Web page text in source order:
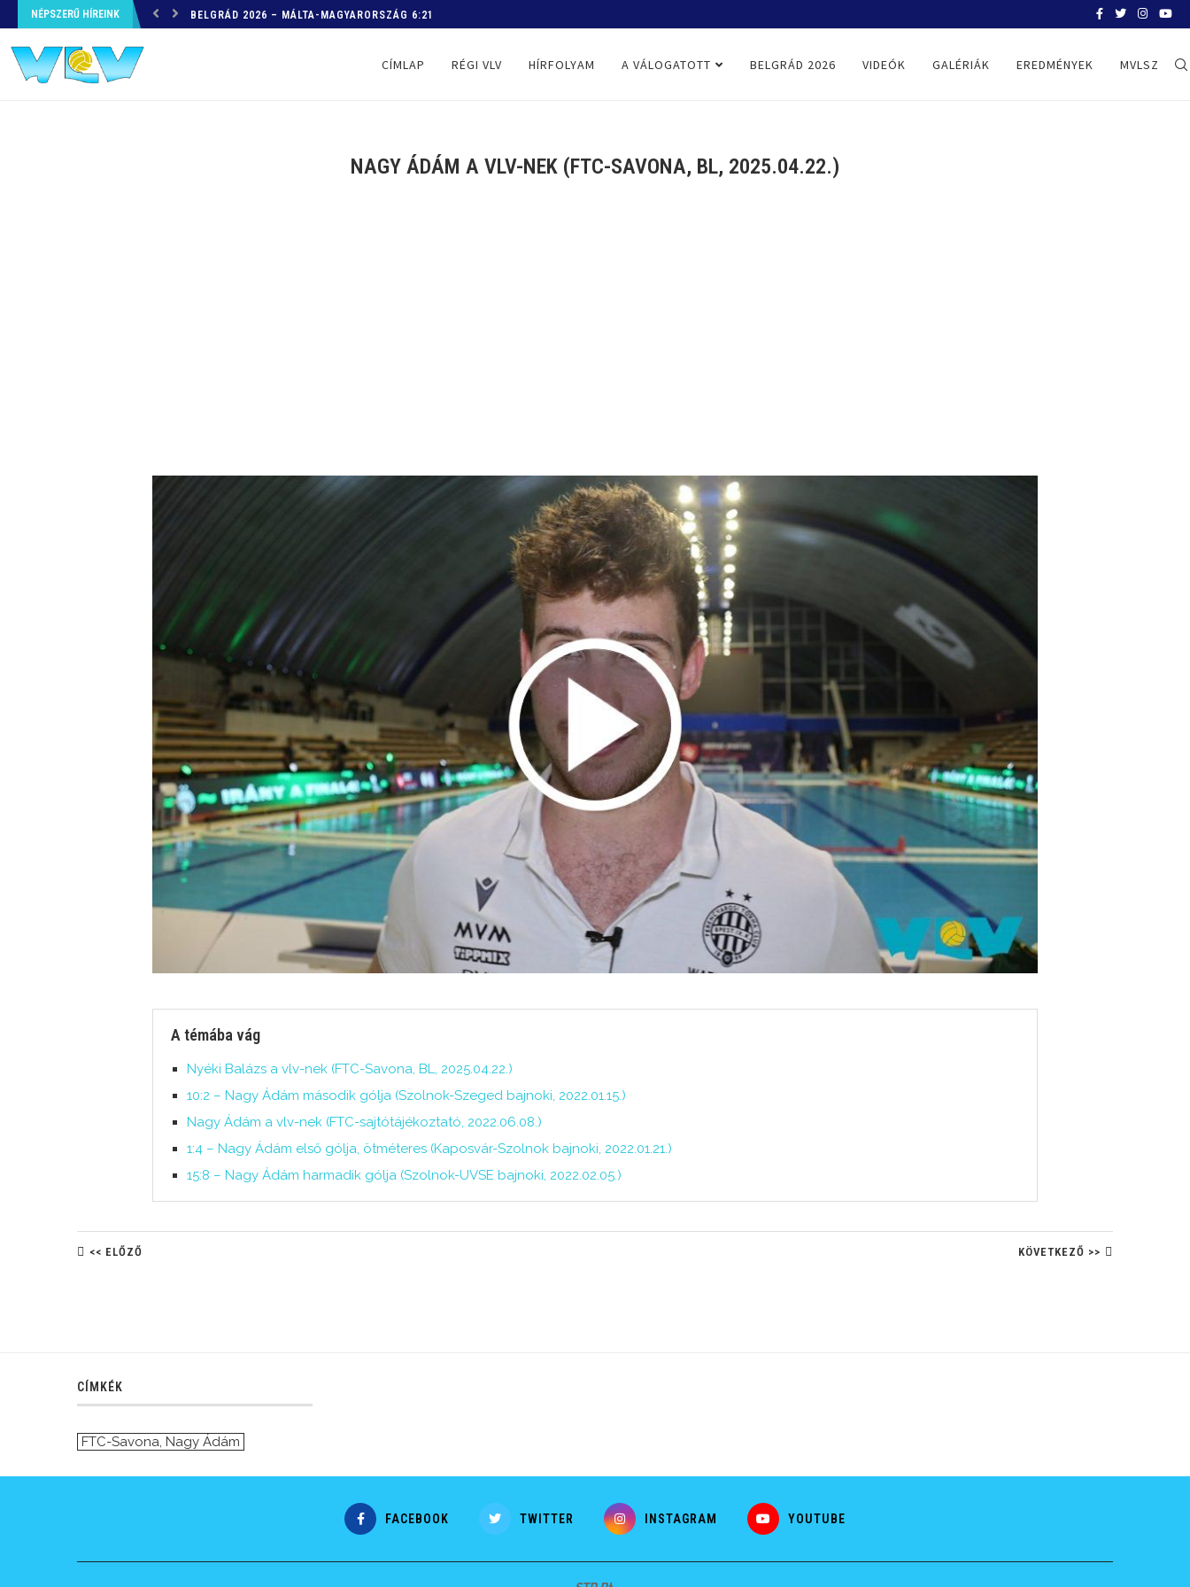
NÉPSZERŰ HÍREINK HELYZETKÉP AZ EB-RŐL – A TOVÁBBI PROGRAM
CÍMLAP RÉGI VLV HÍRFOLYAM A VÁLOGATOTT BELGRÁD 2026 VIDEÓK GALÉRIÁK EREDMÉNYEK MVLSZ
NAGY ÁDÁM A VLV-NEK (FTC-SAVONA, BL, 2025.04.22.)
A témába vág
Nyéki Balázs a vlv-nek (FTC-Savona, BL, 2025.04.22.)
10:2 – Nagy Ádám második gólja (Szolnok-Szeged bajnoki, 2022.01.15.)
Nagy Ádám a vlv-nek (FTC-sajtótájékoztató, 2022.06.08.)
1:4 – Nagy Ádám első gólja, ötméteres (Kaposvár-Szolnok bajnoki, 2022.01.21.)
15:8 – Nagy Ádám harmadik gólja (Szolnok-UVSE bajnoki, 2022.02.05.)
<< ELŐZŐ KÖVETKEZŐ >>
CÍMKÉK
FTC-Savona, Nagy Ádám
FACEBOOK TWITTER INSTAGRAM YOUTUBE